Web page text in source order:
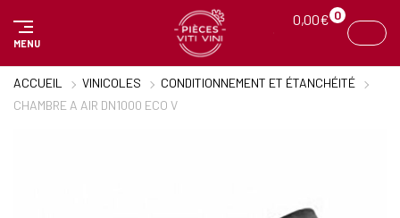
MENU
0,00€ 0
ACCUEIL VINICOLES
CONDITIONNEMENT ET ÉTANCHÉITÉ
CHAMBRE A AIR DN1000 ECO V
Panneau de gestion des cookies